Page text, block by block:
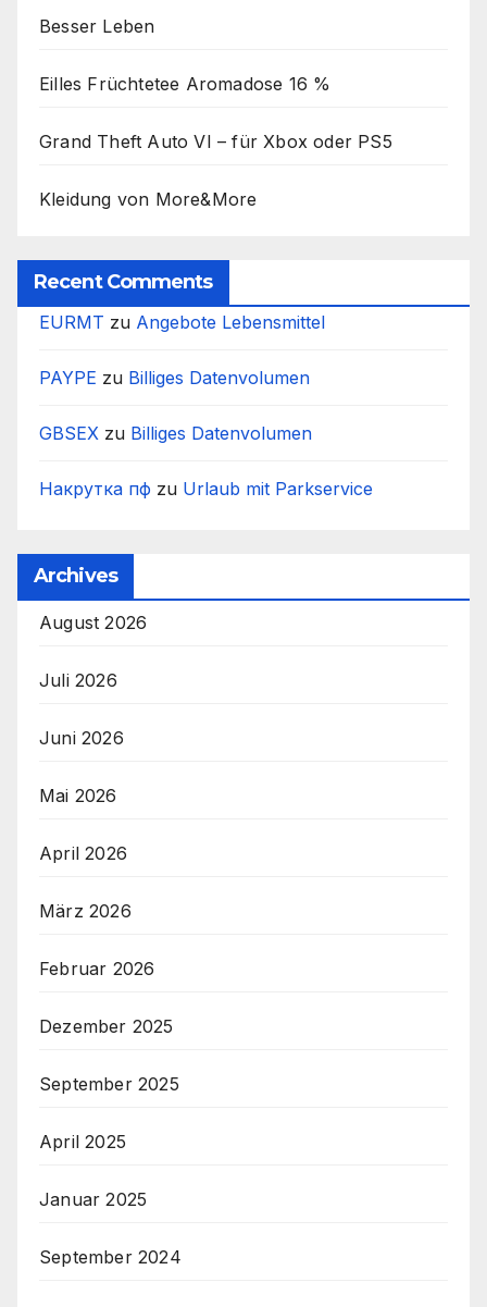
Besser Leben
Eilles Früchtetee Aromadose 16 %
Grand Theft Auto VI – für Xbox oder PS5
Kleidung von More&More
Recent Comments
EURMT zu Angebote Lebensmittel
PAYPE zu Billiges Datenvolumen
GBSEX zu Billiges Datenvolumen
Накрутка пф zu Urlaub mit Parkservice
Archives
August 2026
Juli 2026
Juni 2026
Mai 2026
April 2026
März 2026
Februar 2026
Dezember 2025
September 2025
April 2025
Januar 2025
September 2024